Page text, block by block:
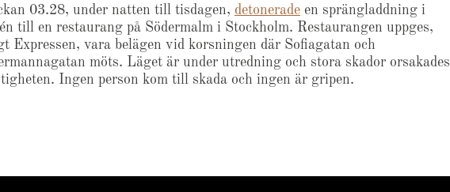
03.28, under natten till tisdagen, detonerade en sprängladdning i
till en restaurang på Södermalm i Stockholm. Restaurangen uppges,
Expressen, vara belägen vid korsningen där Sofiagatan och
möts. Läget är under utredning och stora skador orsakades
Ingen person kom till skada och ingen är gripen.